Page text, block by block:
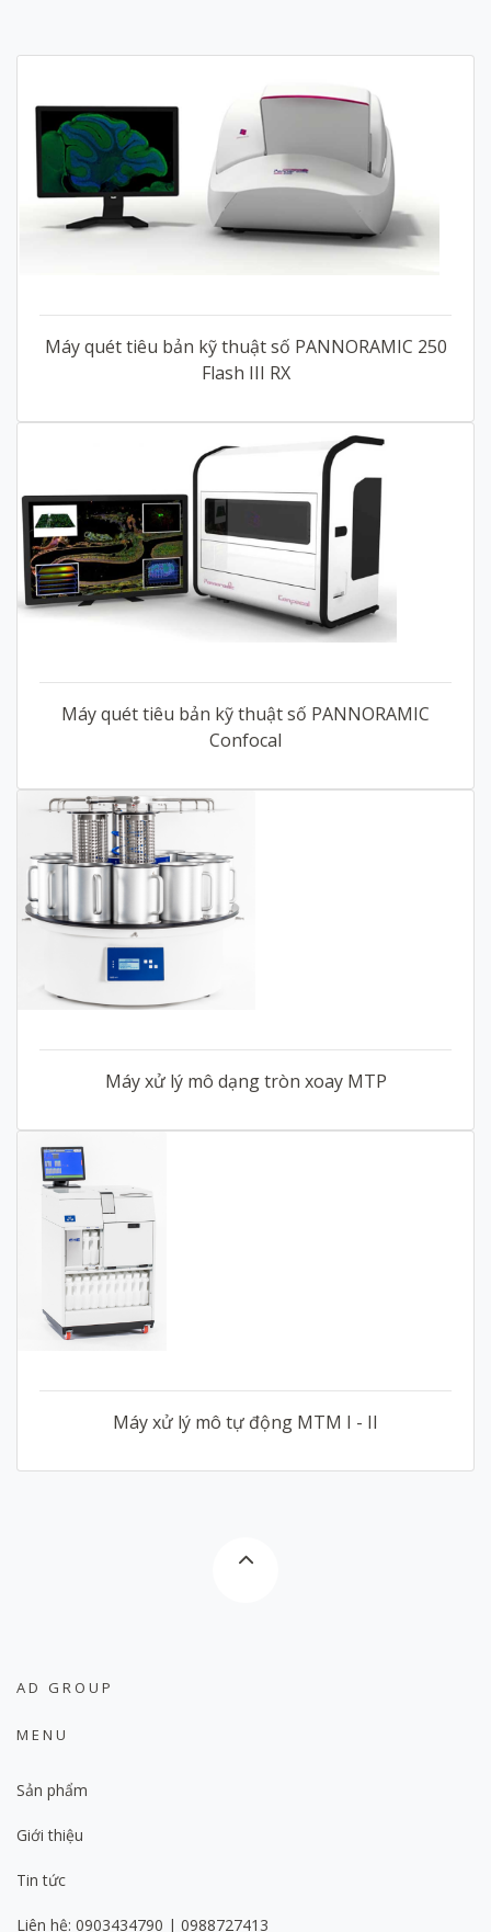
Máy quét tiêu bản kỹ thuật số PANNORAMIC 250
Flash III RX
Máy quét tiêu bản kỹ thuật số PANNORAMIC
Confocal
Máy xử lý mô dạng tròn xoay MTP
Máy xử lý mô tự động MTM I - II
AD GROUP
MENU
Sản phẩm
Giới thiệu
Tin tức
Liên hệ: 0903434790 | 0988727413